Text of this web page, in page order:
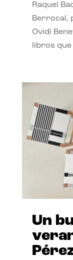
Raquel
Berrocal,
Ovidi
libros que
Un